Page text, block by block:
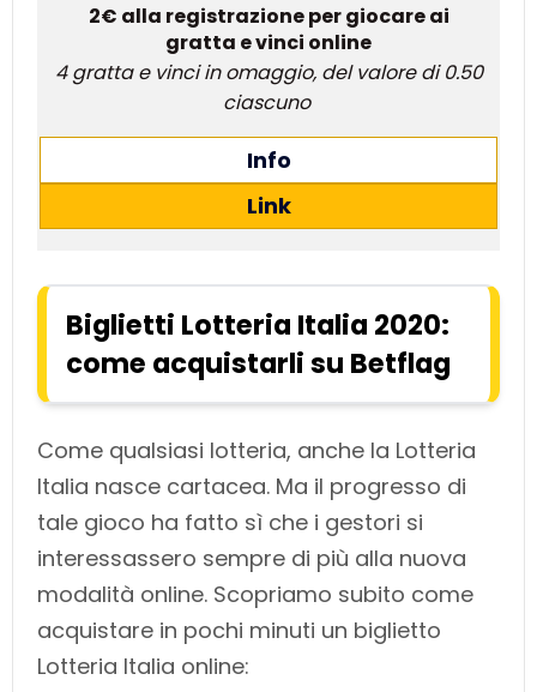
2€ alla registrazione per giocare ai
gratta e vinci online
4 gratta e vinci in omaggio, del valore di 0.50
ciascuno
Info
Link
Biglietti Lotteria Italia 2020:
come acquistarli su Betflag
Come qualsiasi lotteria, anche la Lotteria
Italia nasce cartacea. Ma il progresso di
tale gioco ha fatto sì che i gestori si
interessassero sempre di più alla nuova
modalità online. Scopriamo subito come
acquistare in pochi minuti un biglietto
Lotteria Italia online: